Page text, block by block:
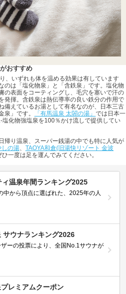
おすすめ
、いずれも体を温める効果は有しています
のは「塩化物泉」と「含鉄泉」です。塩化物
の表面をコーティングし、毛穴を塞いで汗の
発揮。含鉄泉は熱伝導率の良い鉄分の作用で
備えているお湯として有名なのが、日本三古
泉」です。
「有馬温泉 太閤の湯」 では日本一
化物強塩泉を100％かけ流しで提供してい
帰り温泉、スーパー銭湯の中でも特に人気が
しの湯、 TAOYA和倉(旧湯快リゾート 金波
一度は足を運んでみてください。
温泉年間ランキング2025
中から頂点に選ばれた、2025年の人
サウナランキング2026
ーの投票により、全国No.1サウナが
レミアムクーポン